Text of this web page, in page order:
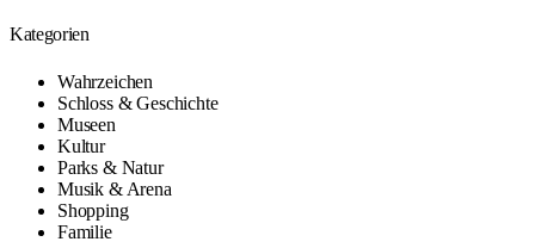
Kategorien
Wahrzeichen
Schloss & Geschichte
Museen
Kultur
Parks & Natur
Musik & Arena
Shopping
Familie